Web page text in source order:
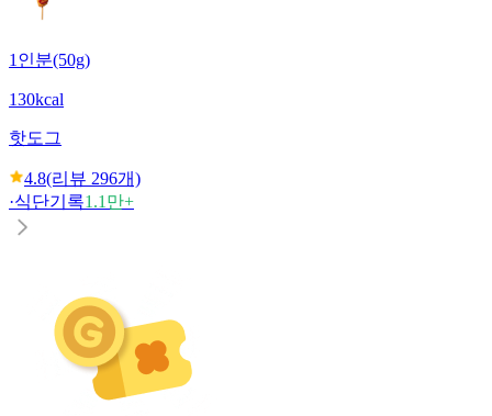
1인분(50g)
130kcal
핫도그
4.8(리뷰 296개)
·식단기록1.1만+